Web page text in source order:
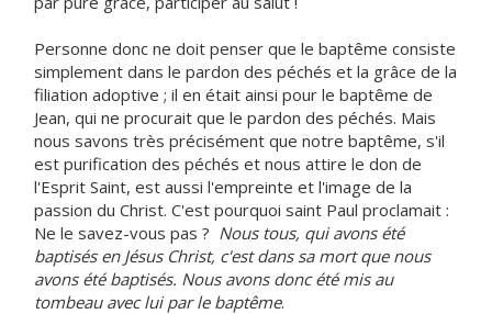
Personne donc ne doit penser que le baptême consiste
simplement dans le pardon des péchés et la grâce de la
filiation adoptive ; il en était ainsi pour le baptême de
Jean, qui ne procurait que le pardon des péchés. Mais
nous savons très précisément que notre baptême, s'il
est purification des péchés et nous attire le don de
l'Esprit Saint, est aussi l'empreinte et l'image de la
passion du Christ. C'est pourquoi saint Paul proclamait :
Ne le savez-vous pas ? Nous tous, qui avons été
baptisés en Jésus Christ, c'est dans sa mort que nous
avons été baptisés. Nous avons donc été mis au
tombeau avec lui par le baptême.